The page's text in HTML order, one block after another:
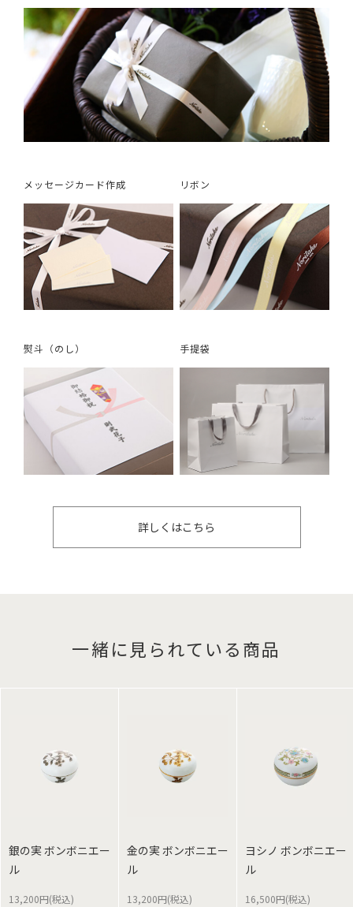
メッセージカード作成 リボン
熨斗（のし） 手提袋
詳しくはこちら
一緒に見られている商品
銀の実 ボンボニエー
ル
13,200円(税込)
金の実 ボンボニエー
ル
13,200円(税込)
ヨシノ ボンボニエー
ル
16,500円(税込)